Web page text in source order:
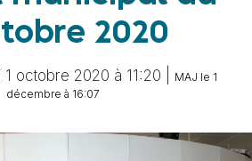
2020
octobre 2020 à 11:20 |
MAJ le 1
décembre à 16:07